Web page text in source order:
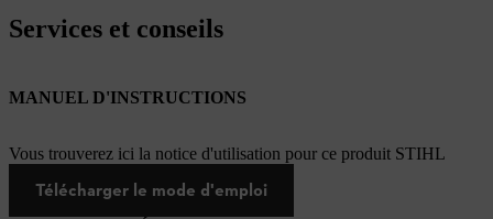
Services et conseils
MANUEL D'INSTRUCTIONS
Vous trouverez ici la notice d'utilisation pour ce produit STIHL
Télécharger le mode d'emploi